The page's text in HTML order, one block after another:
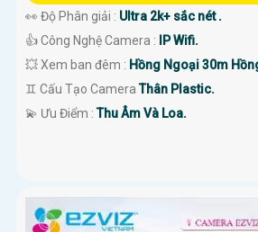
👀 Độ Phân giải : Ultra 2k+ sắc nét .
👍 Công Nghệ Camera :
IP Wifi.
💥 Xem ban đêm : Hồng Ngoại 30m
♊ Cấu Tạo CameraThân Plastic.
️💫 Ưu Điểm :Thu Âm Và Loa.